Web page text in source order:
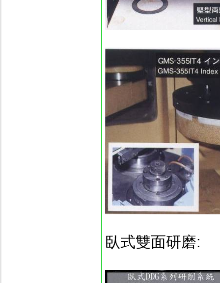
臥式雙面研磨: